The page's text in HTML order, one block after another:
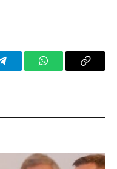
TelegramWhatsAppCopy